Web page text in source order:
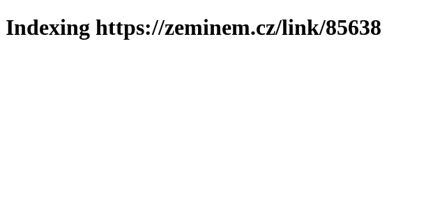
Indexing https://zeminem.cz/link/85638